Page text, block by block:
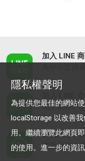
加入 LINE
為企業客戶
LINE Biz-
實用教學、
隱私權聲明
為提供您最佳的網站
localStorage 以改善
用。繼續瀏覽此網頁
的使用。進一步的資